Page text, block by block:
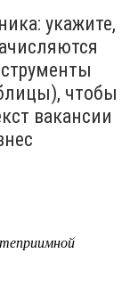
укажите,
чтобы
вакансии